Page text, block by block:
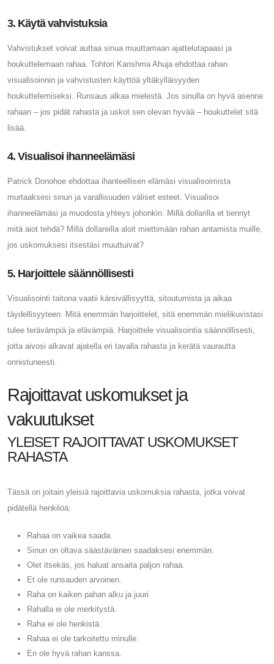
3. Käytä vahvistuksia
Vahvistukset voivat auttaa sinua muuttamaan ajattelutapaasi ja
houkuttelemaan rahaa. Tohtori Karishma Ahuja ehdottaa rahan
visualisoinnin ja vahvistusten käyttöä yltäkylläisyyden
houkuttelemiseksi. Runsaus alkaa mielestä. Jos sinulla on hyvä asenne
rahaan – jos pidät rahasta ja uskot sen olevan hyvää – houkuttelet sitä
lisää.
4. Visualisoi ihanneelämäsi
Patrick Donohoe ehdottaa ihanteellisen elämäsi visualisoimista
murtaaksesi sinun ja varallisuuden väliset esteet. Visualisoi
ihanneelämäsi ja muodosta yhteys johonkin. Millä dollarilla et tiennyt
mitä aiot tehdä? Millä dollareilla aloit miettimään rahan antamista muille,
jos uskomuksesi itsestäsi muuttuivat?
5. Harjoittele säännöllisesti
Visualisointi taitona vaatii kärsivällisyyttä, sitoutumista ja aikaa
täydellisyyteen. Mitä enemmän harjoittelet, sitä enemmän mielikuvistasi
tulee terävämpiä ja elävämpiä. Harjoittele visualisointia säännöllisesti,
jotta aivosi alkavat ajatella eri tavalla rahasta ja kerätä vaurautta
onnistuneesti.
Rajoittavat uskomukset ja
vakuutukset
YLEISET RAJOITTAVAT USKOMUKSET
RAHASTA
Tässä on joitain yleisiä rajoittavia uskomuksia rahasta, jotka voivat
pidätellä henkilöä:
Rahaa on vaikea saada.
Sinun on oltava säästäväinen saadaksesi enemmän.
Olet itsekäs, jos haluat ansaita paljon rahaa.
Et ole runsauden arvoinen.
Raha on kaiken pahan alku ja juuri.
Rahalla ei ole merkitystä.
Raha ei ole henkistä.
Rahaa ei ole tarkoitettu minulle.
En ole hyvä rahan kanssa.